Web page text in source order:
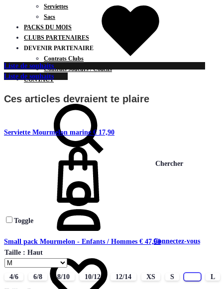
Serviettes
Sacs
PACKS DU MOIS
CLUBS PARTENAIRES
DEVENIR PARTENAIRE
Contrats Clubs
Contrats Joueurs / Coachs
CONTACT
Chercher
Connectez-vous
Liste de souhaits
Liste de souhaits
Ces articles devraient te plaire
Serviette Mourmelon marine €17,90
Toggle
Small pack Mourmelon - Enfants / Hommes € 47,90
Taille : Haut
4/6 6/8 8/10 10/12 12/14 XS S
L